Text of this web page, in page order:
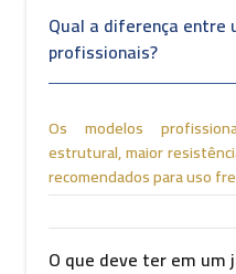
A importância de
para jardinagem
Utilizar utensílios para
espaço e o tipo de
correto. Ferramentas mal
podem comprometer a
inadequados e dificultar o
Outro ponto a considerar
Qual a diferença entre
profissionais?
Os modelos
estrutural, maior
recomendados para uso
O que deve ter em um